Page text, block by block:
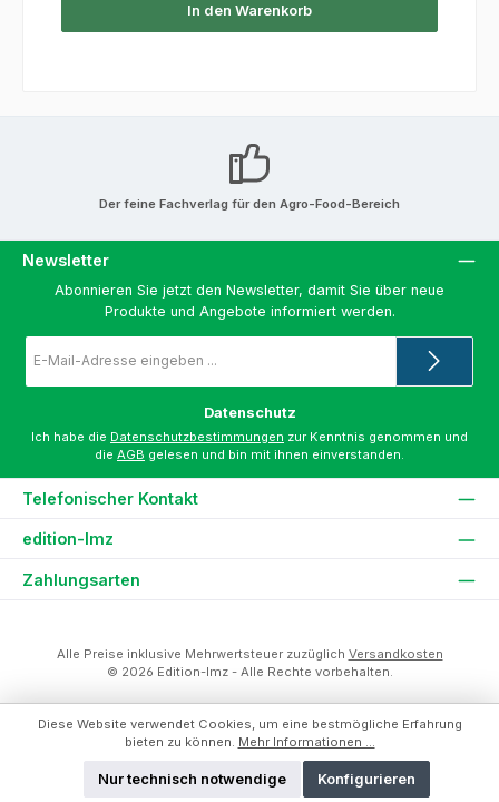
In den Warenkorb
Der feine Fachverlag für den Agro-Food-Bereich
Newsletter
Abonnieren Sie jetzt den Newsletter, damit Sie über neue
Produkte und Angebote informiert werden.
Mail-
*
Datenschutz
Ich habe die Datenschutzbestimmungen zur Kenntnis genommen und
die AGB gelesen und bin mit ihnen einverstanden.
Telefonischer Kontakt
edition-lmz
Zahlungsarten
Alle Preise inklusive Mehrwertsteuer zuzüglich Versandkosten
© 2026 Edition-lmz - Alle Rechte vorbehalten.
Diese Website verwendet Cookies, um eine bestmögliche Erfahrung
bieten zu können. Mehr Informationen ...
Nur technisch notwendige Konfigurieren